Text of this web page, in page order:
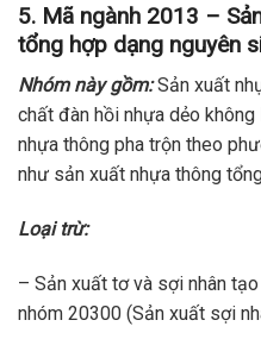
5. Mã ngành 2013 –
tổng hợp dạng nguyên
Nhóm này gồm:Sản xuất
chất đàn hồi nhựa dẻo
nhựa thông pha trộn theo
như sản xuất nhựa thông
Loại trừ:
– Sản xuất tơ và sợi nhân
nhóm 20300 (Sản xuất sợi